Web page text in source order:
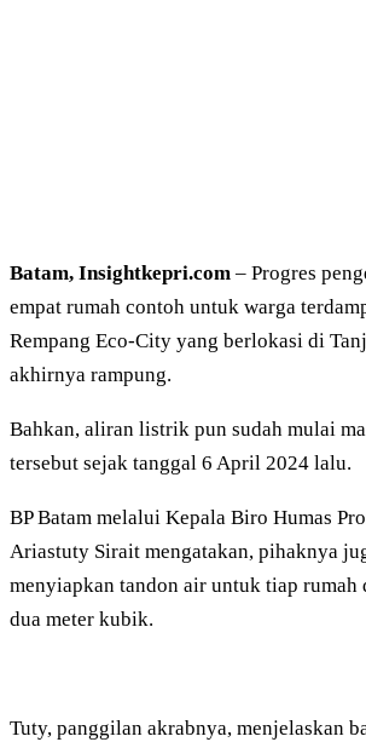
Batam, Insightkepri.com – Progres
empat rumah contoh untuk warga
Rempang Eco-City yang berlokasi di
akhirnya rampung.
Bahkan, aliran listrik pun sudah mulai
tersebut sejak tanggal 6 April 2024 lalu.
BP Batam melalui Kepala Biro Humas
Ariastuty Sirait mengatakan, pihaknya
menyiapkan tandon air untuk tiap rumah
dua meter kubik.
Tuty, panggilan akrabnya, menjelaskan